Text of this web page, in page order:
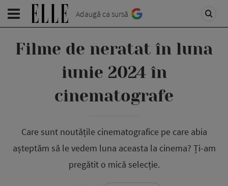
Adaugă ca sursă
Filme de neratat în luna
iunie 2024 în
cinematografe
Care sunt noutățile cinematografice pe care abia
așteptăm să le vedem luna aceasta la cinema? Ți-am
pregătit o mică selecție.